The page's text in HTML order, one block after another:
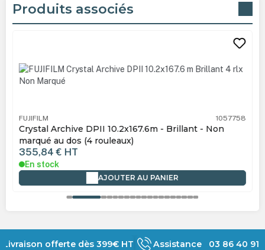
Produits associés
FUJIFILM 1057758
Crystal Archive DPII 10.2x167.6m - Brillant - Non
marqué au dos (4 rouleaux)
355,84 € HT
En stock
AJOUTER AU PANIER
Livraison offerte dès 399€ HT Assistance 03 86 40 91